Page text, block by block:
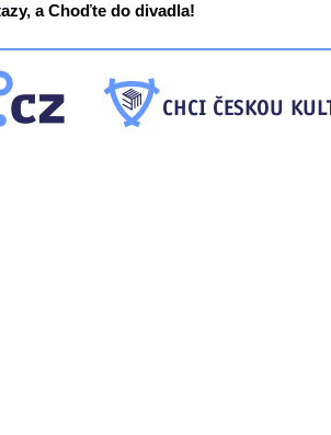
a Choďte do divadla!